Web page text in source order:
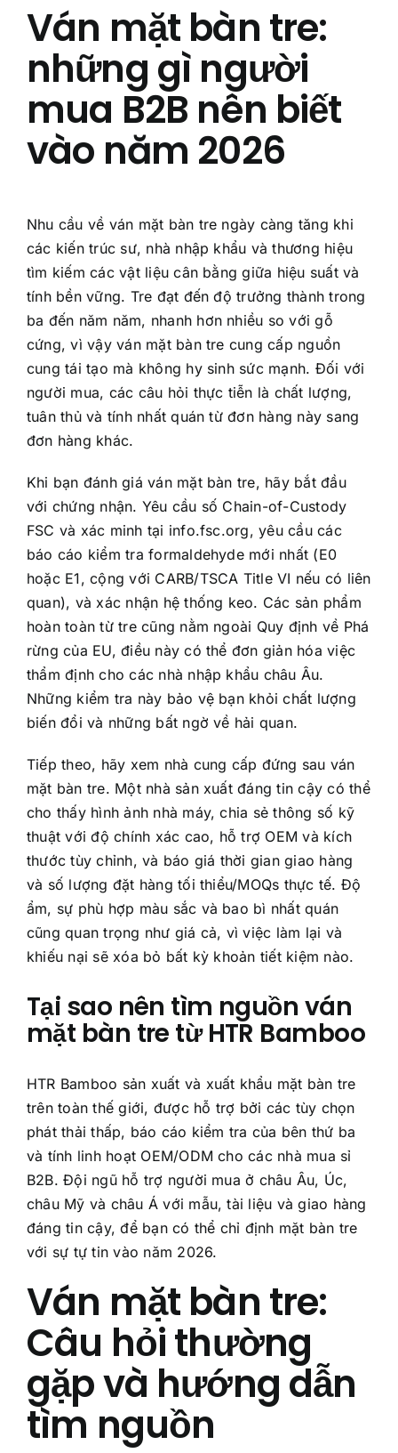
Ván mặt bàn tre:
những gì người
mua B2B nên biết
vào năm 2026
Nhu cầu về ván mặt bàn tre ngày càng tăng khi
các kiến trúc sư, nhà nhập khẩu và thương hiệu
tìm kiếm các vật liệu cân bằng giữa hiệu suất và
tính bền vững. Tre đạt đến độ trưởng thành trong
ba đến năm năm, nhanh hơn nhiều so với gỗ
cứng, vì vậy ván mặt bàn tre cung cấp nguồn
cung tái tạo mà không hy sinh sức mạnh. Đối với
người mua, các câu hỏi thực tiễn là chất lượng,
tuân thủ và tính nhất quán từ đơn hàng này sang
đơn hàng khác.
Khi bạn đánh giá ván mặt bàn tre, hãy bắt đầu
với chứng nhận. Yêu cầu số Chain-of-Custody
FSC và xác minh tại info.fsc.org, yêu cầu các
báo cáo kiểm tra formaldehyde mới nhất (E0
hoặc E1, cộng với CARB/TSCA Title VI nếu có liên
quan), và xác nhận hệ thống keo. Các sản phẩm
hoàn toàn từ tre cũng nằm ngoài Quy định về Phá
rừng của EU, điều này có thể đơn giản hóa việc
thẩm định cho các nhà nhập khẩu châu Âu.
Những kiểm tra này bảo vệ bạn khỏi chất lượng
biến đổi và những bất ngờ về hải quan.
Tiếp theo, hãy xem nhà cung cấp đứng sau ván
mặt bàn tre. Một nhà sản xuất đáng tin cậy có thể
cho thấy hình ảnh nhà máy, chia sẻ thông số kỹ
thuật với độ chính xác cao, hỗ trợ OEM và kích
thước tùy chỉnh, và báo giá thời gian giao hàng
và số lượng đặt hàng tối thiểu/MOQs thực tế. Độ
ẩm, sự phù hợp màu sắc và bao bì nhất quán
cũng quan trọng như giá cả, vì việc làm lại và
khiếu nại sẽ xóa bỏ bất kỳ khoản tiết kiệm nào.
Tại sao nên tìm nguồn ván
mặt bàn tre từ HTR Bamboo
HTR Bamboo sản xuất và xuất khẩu mặt bàn tre
trên toàn thế giới, được hỗ trợ bởi các tùy chọn
phát thải thấp, báo cáo kiểm tra của bên thứ ba
và tính linh hoạt OEM/ODM cho các nhà mua sỉ
B2B. Đội ngũ hỗ trợ người mua ở châu Âu, Úc,
châu Mỹ và châu Á với mẫu, tài liệu và giao hàng
đáng tin cậy, để bạn có thể chỉ định mặt bàn tre
với sự tự tin vào năm 2026.
Ván mặt bàn tre:
Câu hỏi thường
gặp và hướng dẫn
tìm nguồn